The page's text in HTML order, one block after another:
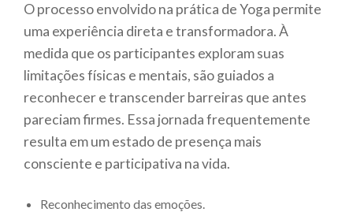
O processo envolvido na prática de Yoga permite
uma experiência direta e transformadora. À
medida que os participantes exploram suas
limitações físicas e mentais, são guiados a
reconhecer e transcender barreiras que antes
pareciam firmes. Essa jornada frequentemente
resulta em um estado de presença mais
consciente e participativa na vida.
Reconhecimento das emoções.